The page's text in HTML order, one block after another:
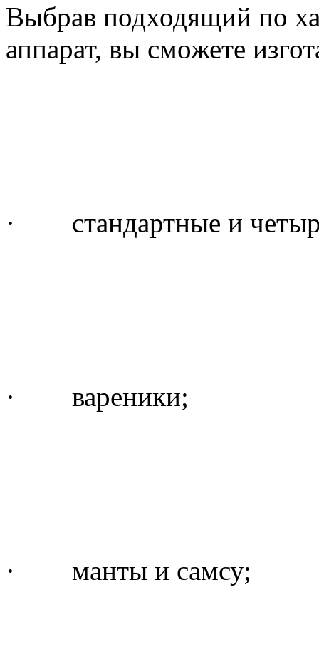
Выбрав подходящий по
аппарат, вы сможете
· стандартные и
· вареники;
· манты и самсу;